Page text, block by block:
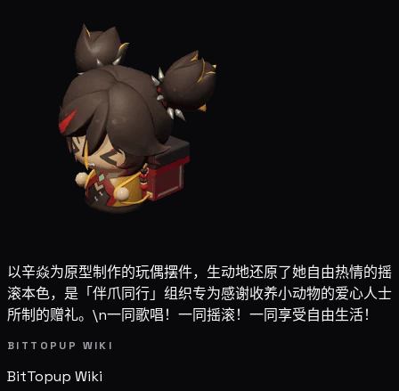
以辛焱为原型制作的玩偶摆件，生动地还原了她自由热情的摇
滚本色，是「伴爪同行」组织专为感谢收养小动物的爱心人士
所制的赠礼。\n一同歌唱！一同摇滚！一同享受自由生活！
BITTOPUP WIKI
BitTopup Wiki